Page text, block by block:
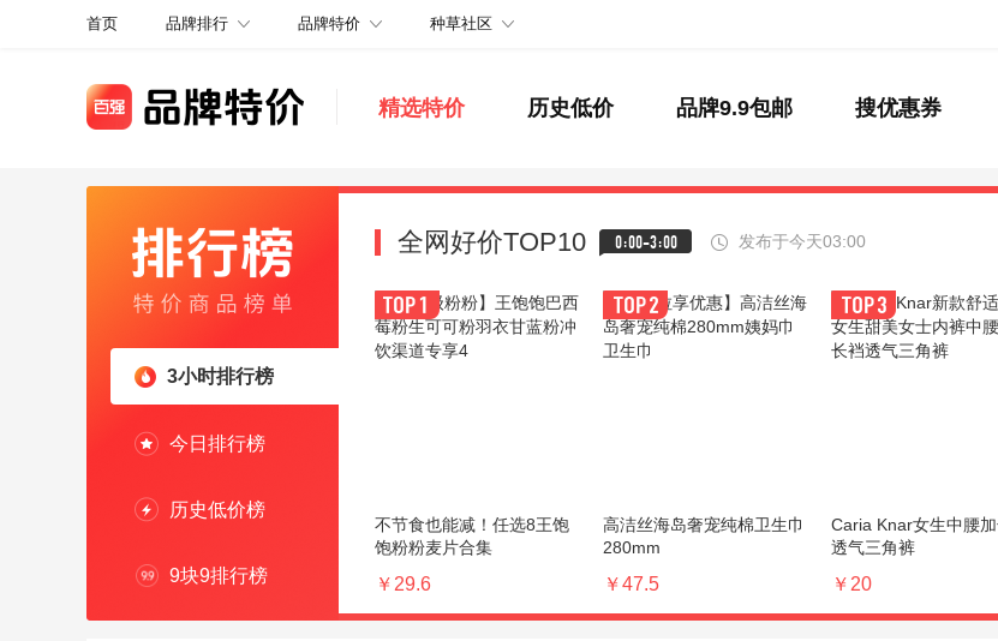
首页 品牌排行 品牌特价 种草社区
精选特价 历史低价 品牌9.9包邮 搜优惠券
3小时排行榜
今日排行榜
历史低价榜
9块9排行榜
全网好价TOP10 0:00-3:00 发布于今天03:00
不节食也能减！任选8王饱
饱粉粉麦片合集
￥29.6
高洁丝海岛奢宠纯棉卫生巾
280mm
￥47.5
Caria Knar女生中腰
透气三角裤
￥20